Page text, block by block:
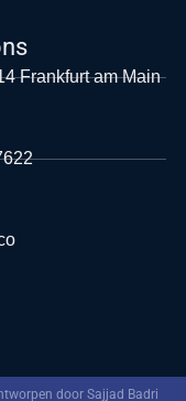
Frankfurt am Main
door Sajjad Badri